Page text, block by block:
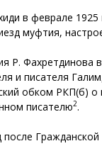
в феврале
муфтия,
Р. Фахретдинова
и писателя
обком РКП(б)
писателю2.